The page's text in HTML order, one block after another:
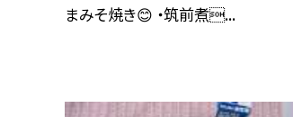
まみそ焼き😊 ・筑前煮...